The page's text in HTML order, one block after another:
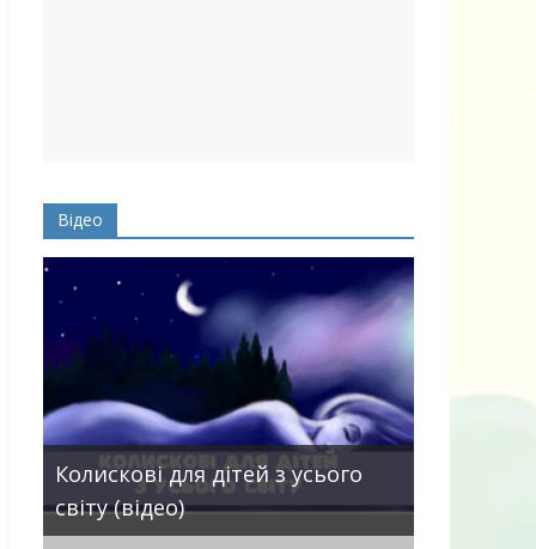
Відео
Колискові для дітей з усього
світу (відео)